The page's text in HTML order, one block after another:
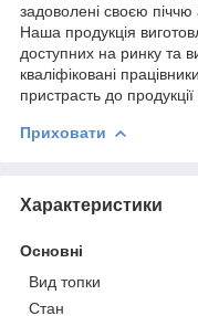
задоволені своєю піччю
Наша продукція
доступних на ринку та
кваліфіковані
пристрасть до
Приховати
Характеристики
Основні
Вид топки
Стан